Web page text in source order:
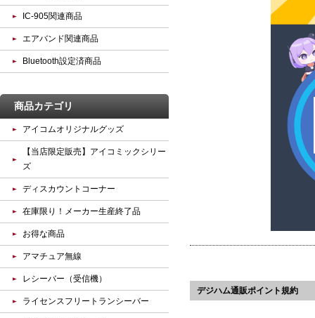
デジハム通販ポイント規約
IC-905関連商品
エアバンド関連商品
Bluetooth設定済商品
商品カテゴリ
アイコムオリジナルグッズ
【当店限定販売】アイコミックシリー
ズ
ディスカウントコーナー
在庫限り！メーカー生産終了品
お得な商品
アマチュア無線
レシーバー（受信機）
ライセンスフリートランシーバー